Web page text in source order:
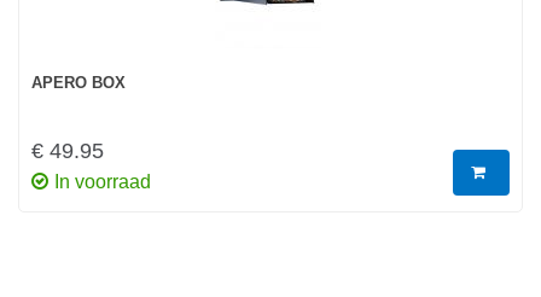
APERO BOX
€ 49.95
In voorraad